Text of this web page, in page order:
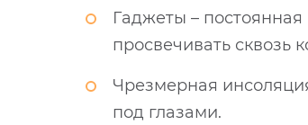
Гаджеты –
просвечивать сквозь
Чрезмерная
под глазами.